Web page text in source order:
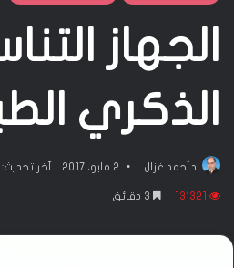
الجهاز
الذكري
د.أحمد غزال 2 مايو، 2017 آخر تحديث: 19 مارس، 2018
13٬321